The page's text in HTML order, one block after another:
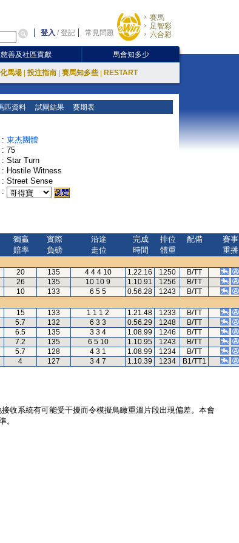
登入 /登記 常見問題
賽馬
足智彩
六合彩
慈善及社區貢獻 馬會知多少
馬場 投注指南 賽馬知多些 RESTART
匹資料 試閘結果 賽期表
: 東杰團體
: 75
: Star Turn
: Hostile Witness
: Street Sense
:
獨贏
賠率
實際
負磅
沿途
走位
完成
時間
排位
體重
配備
賽事
重播
20 135 4 4 4 10 1.22.16 1250
B/TT
26 135 10 10 9 1.10.91 1256
B/TT
10 133 6 5 5 0.56.28 1243
B/TT
15 133 1 1 1 2 1.21.48 1233
B/TT
5.7 132 6 3 3 0.56.29 1248
B/TT
6.5 135 3 3 4 1.08.99 1246
B/TT
7.2 135 6 5 10 1.10.95 1243
B/TT
5.7 128 4 3 1 1.08.99 1234
B/TT
4 127 3 4 7 1.10.39 1234 B1/TT1
收系統有可能受干擾而令模擬鳥瞰重溫片段出現偏差。本會
。